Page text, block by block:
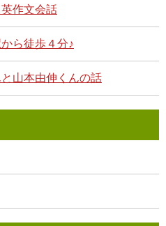
作文会話
ら徒歩４分♪
山本由伸くんの話